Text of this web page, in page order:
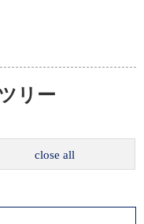
リー
close all